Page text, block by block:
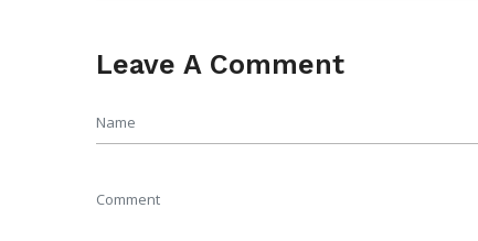
Leave A Comment